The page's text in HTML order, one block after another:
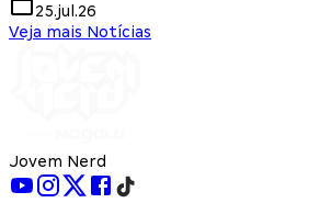
25.jul.26
Veja mais Notícias
Jovem Nerd